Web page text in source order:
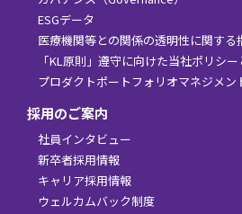
ESGデータ
医療機関等との関係の透明性に関する
「KL原則」遵守に向けた当社ポリシ
プロダクトポートフォリオマネジメン
採用のご案内
社員インタビュー
新卒者採用情報
キャリア採用情報
ウェルカムバック制度